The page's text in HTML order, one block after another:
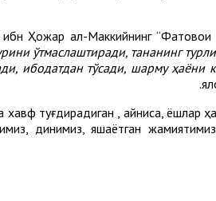
Ҳожар ал-Маккийнинг “Фатовои
ўтмаслаштиради, тананинг
ибодатдан тўсади, шарму ҳаёни
хавф туғдирадиган , айниқса, ёшлар
динимиз, яшаётган